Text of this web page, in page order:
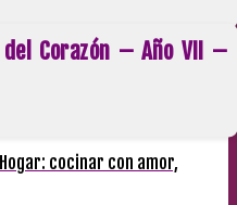
Corazón – Año VII –
cocinar con amor,